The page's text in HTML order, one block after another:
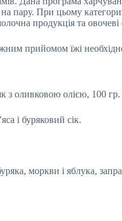
пару. При цьому
продукція та овочеві
прийомом їжі
оливковою олією, 100
і буряковий сік.
моркви і яблука,